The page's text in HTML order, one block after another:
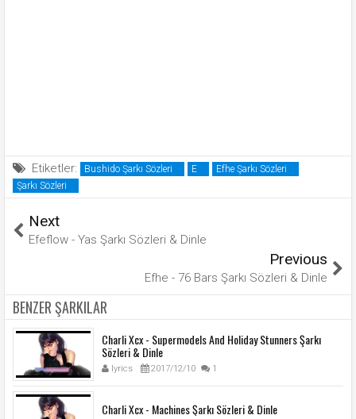
Etiketler: Bushido Şarkı Sözleri E
Efhe Şarkı Sözleri
Şarkı Sözleri
Next
Efeflow - Yas Şarkı Sözleri & Dinle
Previous
Efhe - 76 Bars Şarkı Sözleri & Dinle
BENZER ŞARKILAR
Charli Xcx - Supermodels And Holiday Stunners Şarkı
Sözleri & Dinle
lyrics 2017/12/10 1
Charli Xcx - Machines Şarkı Sözleri & Dinle